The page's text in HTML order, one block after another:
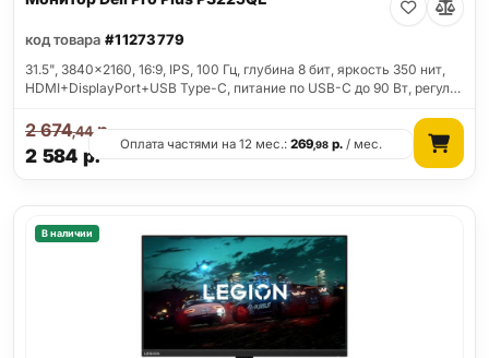
код товара #11273779
31.5", 3840x2160, 16:9, IPS, 100 Гц, глубина 8 бит, яркость 350 нит,
HDMI+DisplayPort+USB Type-C, питание по USB-C до 90 Вт, регул…
2 584 р.
2 674,44р.
Оплата частями на 12 мес.:269,98 р. / мес.
В наличии